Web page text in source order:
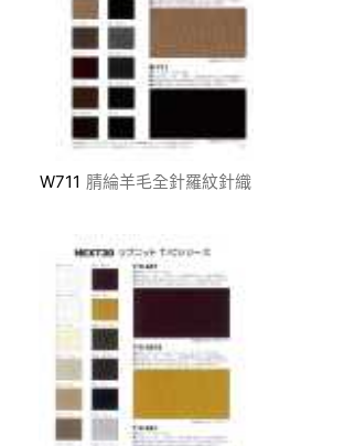
W711 腈綸羊毛全針羅紋針織